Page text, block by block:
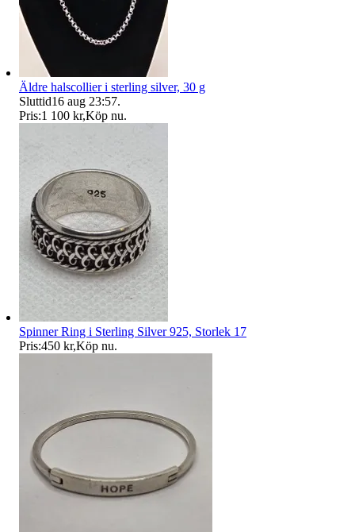
Äldre halscollier i sterling silver, 30 g
Sluttid16 aug 23:57.
Pris:1 100 kr,Köp nu.
Spinner Ring i Sterling Silver 925, Storlek 17
Pris:450 kr,Köp nu.